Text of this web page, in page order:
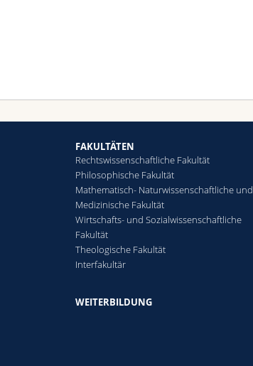
FAKULTÄTEN
Rechtswissenschaftliche Fakultät
Philosophische Fakultät
Mathematisch- Naturwissenschaftliche und
Medizinische Fakultät
Wirtschafts- und Sozialwissenschaftliche
Fakultät
Theologische Fakultät
Interfakultär
WEITERBILDUNG